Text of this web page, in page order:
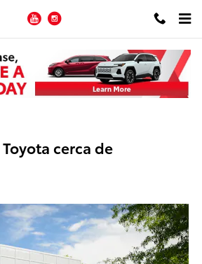
YouTube
cerca de